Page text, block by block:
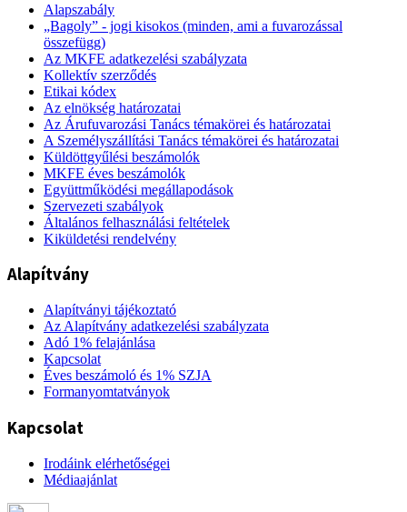
Alapszabály
„Bagoly” - jogi kisokos (minden, ami a fuvarozással
összefügg)
Az MKFE adatkezelési szabályzata
Kollektív szerződés
Etikai kódex
Az elnökség határozatai
Az Árufuvarozási Tanács témakörei és határozatai
A Személyszállítási Tanács témakörei és határozatai
Küldöttgyűlési beszámolók
MKFE éves beszámolók
Együttműködési megállapodások
Szervezeti szabályok
Általános felhasználási feltételek
Kiküldetési rendelvény
Alapítvány
Alapítványi tájékoztató
Az Alapítvány adatkezelési szabályzata
Adó 1% felajánlása
Kapcsolat
Éves beszámoló és 1% SZJA
Formanyomtatványok
Kapcsolat
Irodáink elérhetőségei
Médiaajánlat